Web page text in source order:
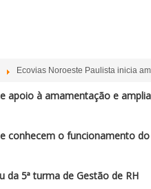
Ecovias Noroeste Paulista inicia
apoio à amamentação e
conhecem o funcionamento do
da 5ª turma de Gestão de RH